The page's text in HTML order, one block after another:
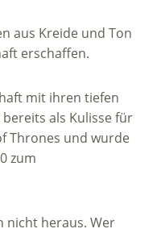
aus Kreide und Ton
erschaffen.
mit ihren tiefen
als Kulisse für
Thrones und wurde
zum
nicht heraus. Wer